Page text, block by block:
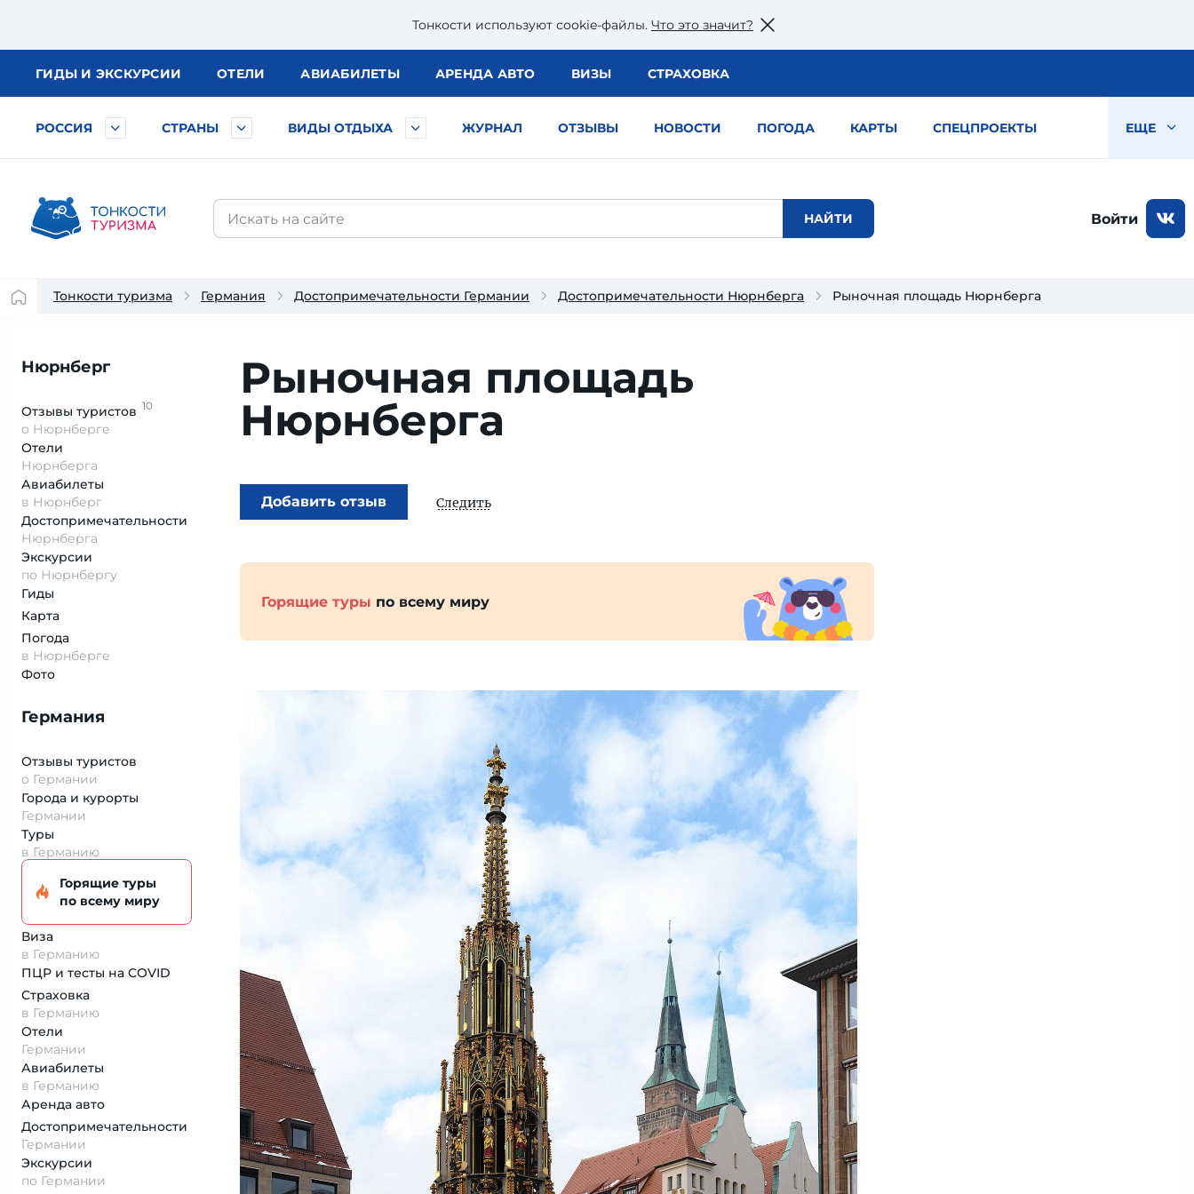
Тонкости используют сookie-файлы. Что это значит?
ГИДЫ И ЭКСКУРСИИ ОТЕЛИ АВИАБИЛЕТЫ АРЕНДА АВТО ВИЗЫ СТРАХОВКА
РОССИЯ СТРАНЫ ВИДЫ ОТДЫХА ЖУРНАЛ ОТЗЫВЫ НОВОСТИ ПОГОДА КАРТЫ СПЕЦПРОЕКТЫ ЕЩЕ
Войти
Тонкости туризма Германия Достопримечательности Германии Достопримечательности Нюрнберга Рыночная площадь Нюрнберга
Нюрнберг
Отзывы туристов 10
о Нюрнберге
Отели
Нюрнберга
Авиабилеты
в Нюрнберг
Достопримеча­тельности
Нюрнберга
Экскурсии
по Нюрнбергу
Гиды
Карта
Погода
в Нюрнберге
Фото
Германия
Отзывы туристов
о Германии
Города и курорты
Германии
Туры
в Германию
Горящие туры
по всему миру
Виза
в Германию
ПЦР и тесты на COVID
Страховка
в Германию
Отели
Германии
Авиабилеты
в Германию
Аренда авто
Достопримеча­тельности
Германии
Экскурсии
по Германии
Рыночная площадь
Нюрнберга
Добавить отзыв Следить
Горящие туры по всему миру